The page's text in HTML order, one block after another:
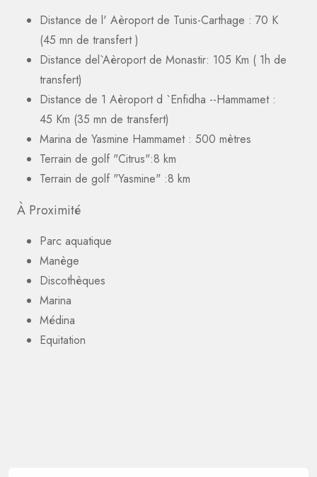
Distance de l' Aèroport de Tunis-Carthage : 70 K
(45 mn de transfert )
Distance del`Aèroport de Monastir: 105 Km ( 1h de
transfert)
Distance de 1 Aèroport d `Enfidha --Hammamet :
45 Km (35 mn de transfert)
Marina de Yasmine Hammamet : 500 mètres
Terrain de golf "Citrus":8 km
Terrain de golf "Yasmine" :8 km
À Proximité
Parc aquatique
Manège
Discothèques
Marina
Médina
Equitation